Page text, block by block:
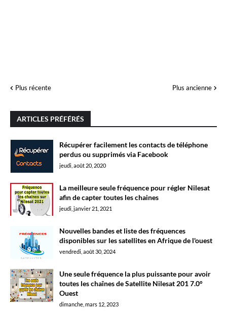
Plus récente Plus ancienne
ARTICLES PRÉFÉRÉS
Récupérer facilement les contacts de téléphone
perdus ou supprimés via Facebook
jeudi, août 20, 2020
La meilleure seule fréquence pour régler Nilesat
afin de capter toutes les chaines
jeudi, janvier 21, 2021
Nouvelles bandes et liste des fréquences
disponibles sur les satellites en Afrique de l'ouest
vendredi, août 30, 2024
Une seule fréquence la plus puissante pour avoir
toutes les chaînes de Satellite Nilesat 201 7.0°
Ouest
dimanche, mars 12, 2023